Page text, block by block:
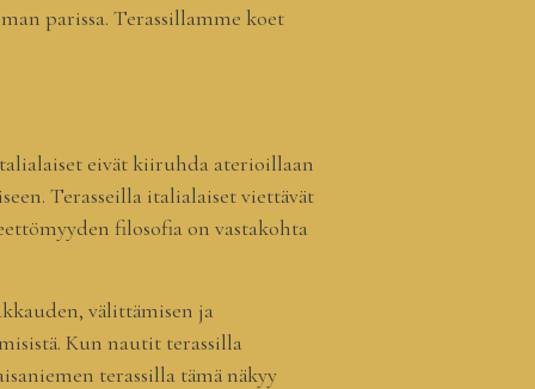
parissa. Terassillamme koet
eivät kiiruhda aterioillaan
Terasseilla italialaiset viettävät
filosofia on vastakohta
välittämisen ja
Kun nautit terassilla
terassilla tämä näkyy